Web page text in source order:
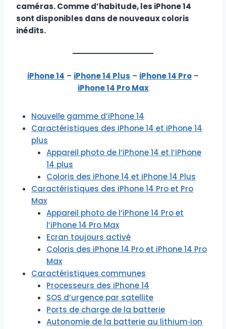
caméras. Comme d’habitude, les iPhone 14
sont disponibles dans de nouveaux coloris
inédits.
iPhone 14 – iPhone 14 Plus – iPhone 14 Pro –
iPhone 14 Pro Max
Nouvelle gamme d’iPhone 14
Caractéristiques des iPhone 14 et iPhone 14
plus
Appareil photo de l’iPhone 14 et l’iPhone
14 plus
Coloris des iPhone 14 et iPhone 14 Plus
Caractéristiques des iPhone 14 Pro et Pro
Max
Appareil photo de l’iPhone 14 Pro et
l’iPhone 14 Pro Max
Ecran toujours activé
Coloris des iPhone 14 Pro et iPhone 14 Pro
Max
Caractéristiques communes
Processeurs des iPhone 14
SOS d’urgence par satellite
Ports de charge de la batterie
Autonomie de la batterie au lithium‑ion